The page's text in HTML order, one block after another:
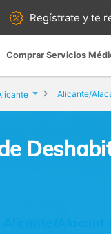
Regístrate yte
Comprar Servicios
Alicante/